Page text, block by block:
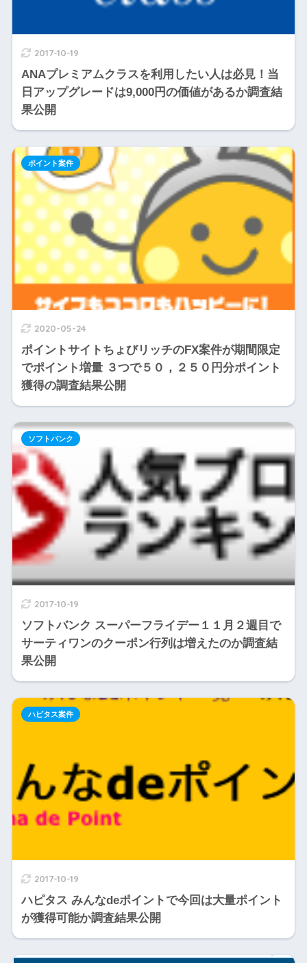
2017-10-19
ANAプレミアムクラスを利用したい人は必見！当
日アップグレードは9,000円の価値があるか調査結
果公開
2020-05-24
ポイントサイトちょびリッチのFX案件が期間限定
でポイント増量 ３つで５０，２５０円分ポイント
獲得の調査結果公開
ポイント案件
2017-10-19
ソフトバンク スーパーフライデー１１月２週目で
サーティワンのクーポン行列は増えたのか調査結
果公開
ソフトバンク
2017-10-19
ハピタス みんなdeポイントで今回は大量ポイント
が獲得可能か調査結果公開
ハピタス案件